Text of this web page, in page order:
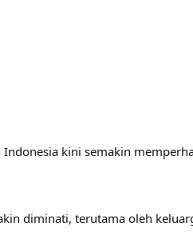
kini semakin
diminati, terutama oleh